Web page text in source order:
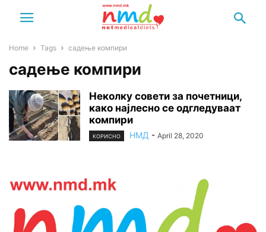
Home Tags садење компири
садење компири
Неколку совети за почетници,
како најлесно се одгледуваат
компири
КОРИСНО НМД - April 28, 2020